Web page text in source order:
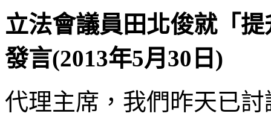
立法會議員田北俊就「
發言(2013年5月30日)
代理主席，我們昨天已